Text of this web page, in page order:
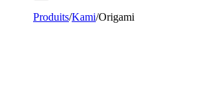
Produits Kami Origami